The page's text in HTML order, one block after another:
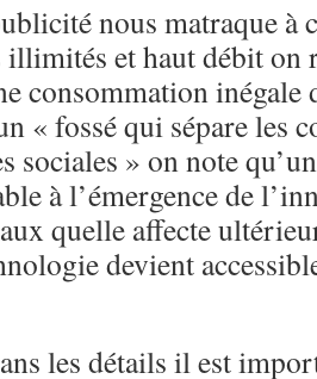
nous matraque à
illimités et haut débit on
consommation inégale
« fossé qui sépare les
sociales » on note
à l’émergence de
quelle affecte
devient
les détails il est